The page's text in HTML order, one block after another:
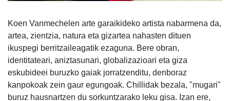
Koen Vanmechelen arte garaikideko artista nabarmena da,
artea, zientzia, natura eta gizartea nahasten dituen
ikuspegi berritzaileagatik ezaguna. Bere obran,
identitateari, aniztasunari, globalizazioari eta giza
eskubideei buruzko gaiak jorratzenditu, denboraz
kanpokoak zein gaur egungoak. Chillidak bezala, "mugari"
buruz hausnartzen du sorkuntzarako leku gisa. Izan ere,